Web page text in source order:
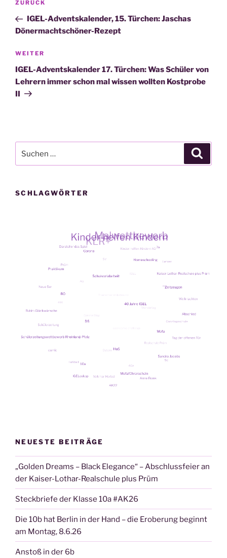
Vorheriger
Beitrag
ZURÜCK
IGEL-Adventskalender, 15. Türchen: Jaschas
Dönermachtschöner-Rezept
Nächster
Beitrag
WEITER
IGEL-Adventskalender 17. Türchen: Was Schüler von
Lehrern immer schon mal wissen wollten Kostprobe
II
nach:
SCHLAGWÖRTER
NEUESTE BEITRÄGE
„Golden Dreams – Black Elegance“ – Abschlussfeier an
der Kaiser-Lothar-Realschule plus Prüm
Steckbriefe der Klasse 10a #AK26
Die 10b hat Berlin in der Hand – die Eroberung beginnt
am Montag, 8.6.26
Anstoß in der 6b